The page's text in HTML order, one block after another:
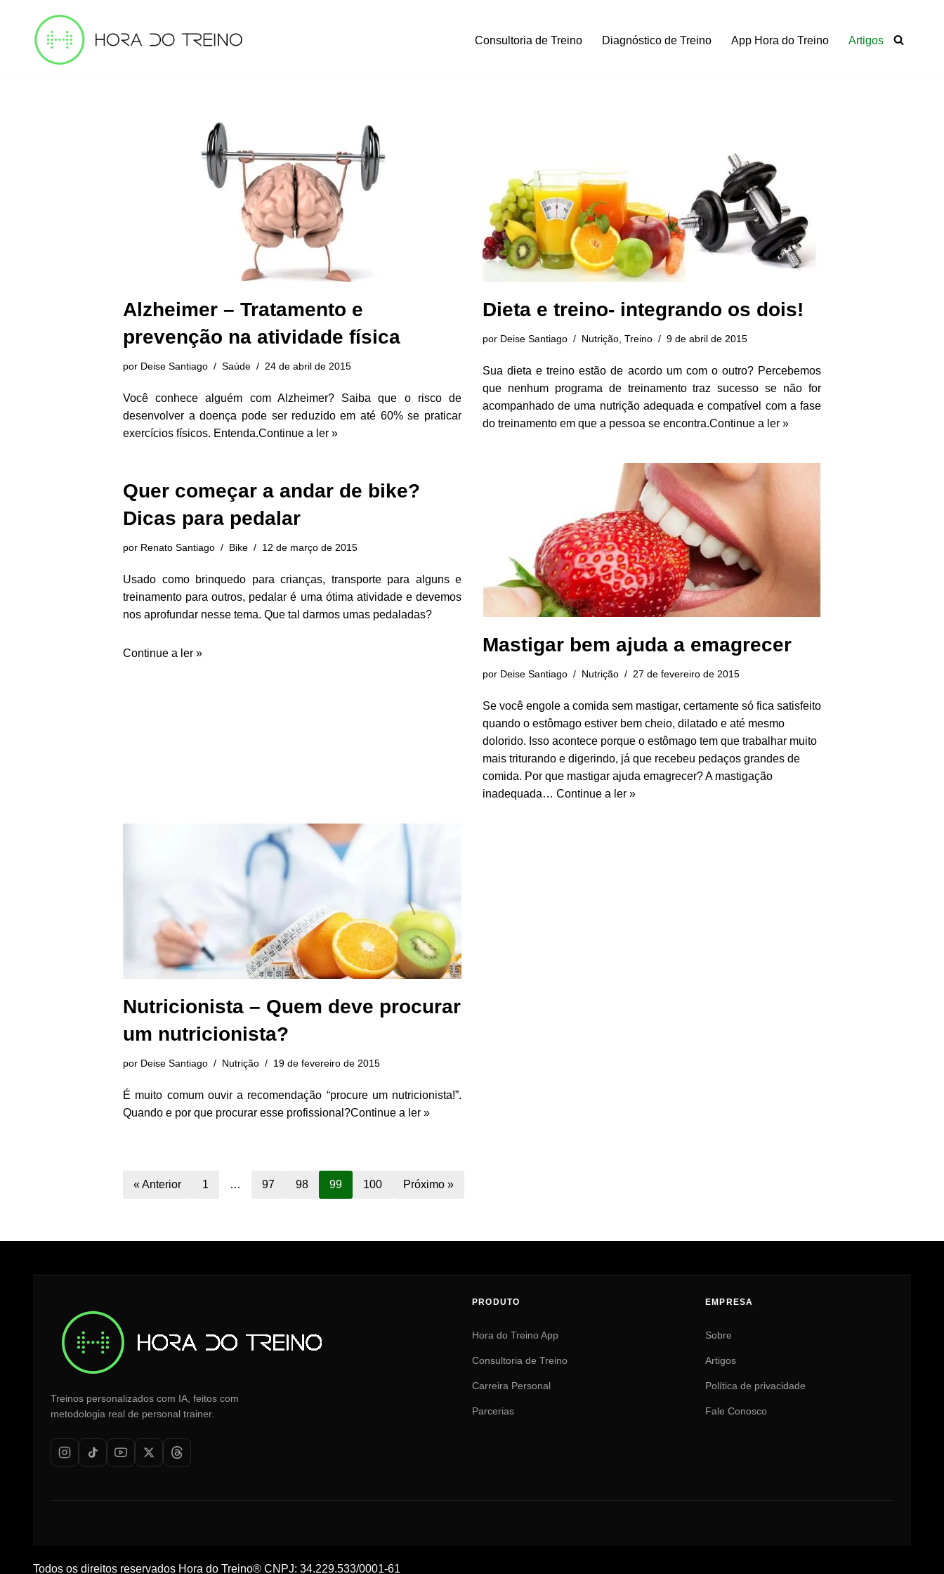
Pular
Consultoria de Treino Diagnóstico de Treino App Hora do Treino Artigos
Alzheimer – Tratamento e
prevenção na atividade física
por Deise Santiago Saúde 24 de abril de 2015
Você conhece alguém com Alzheimer? Saiba que o risco de
desenvolver a doença pode ser reduzido em até 60% se praticar
exercícios físicos. Entenda.Continue a ler »
Dieta e treino- integrando os dois!
por Deise Santiago Nutrição Treino 9 de abril de 2015
Sua dieta e treino estão de acordo um com o outro? Percebemos
que nenhum programa de treinamento traz sucesso se não for
acompanhado de uma nutrição adequada e compatível com a fase
do treinamento em que a pessoa se encontra.Continue a ler »
Quer começar a andar de bike?
Dicas para pedalar
por Renato Santiago Bike 12 de março de 2015
Usado como brinquedo para crianças, transporte para alguns e
treinamento para outros, pedalar é uma ótima atividade e devemos
nos aprofundar nesse tema. Que tal darmos umas pedaladas?
Continue a ler » Mastigar bem ajuda a emagrecer
por Deise Santiago Nutrição 27 de fevereiro de 2015
Se você engole a comida sem mastigar, certamente só fica satisfeito
quando o estômago estiver bem cheio, dilatado e até mesmo
dolorido. Isso acontece porque o estômago tem que trabalhar muito
mais triturando e digerindo, já que recebeu pedaços grandes de
comida. Por que mastigar ajuda emagrecer? A mastigação
inadequada… Continue a ler »
Nutricionista – Quem deve procurar
um nutricionista?
por Deise Santiago Nutrição 19 de fevereiro de 2015
É muito comum ouvir a recomendação “procure um nutricionista!”.
Quando e por que procurar esse profissional?Continue a ler »
« Anterior 1 … 97 98 99 100 Próximo »
Treinos personalizados com IA, feitos com
metodologia real de personal trainer.
PRODUTO
Hora do Treino App
Consultoria de Treino
Carreira Personal
Parcerias
EMPRESA
Sobre
Artigos
Política de privacidade
Fale Conosco
Todos os direitos reservados Hora do Treino® CNPJ: 34.229.533/0001-61